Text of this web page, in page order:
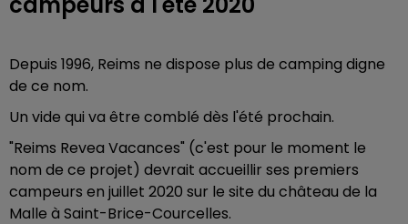
Depuis 1996, Reims ne dispose plus de camping digne
de ce nom.
Un vide qui va être comblé dès l'été prochain.
"Reims Revea Vacances" (c'est pour le moment le
nom de ce projet) devrait accueillir ses premiers
campeurs en juillet 2020 sur le site du château de la
Malle à Saint-Brice-Courcelles.